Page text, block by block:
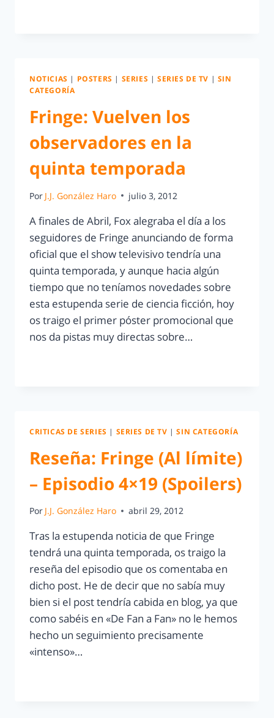
NOTICIAS | POSTERS | SERIES | SERIES DE TV | SIN
CATEGORÍA
Fringe: Vuelven los
observadores en la
quinta temporada
Por J.J. González Haro julio 3, 2012
A finales de Abril, Fox alegraba el día a los
seguidores de Fringe anunciando de forma
oficial que el show televisivo tendría una
quinta temporada, y aunque hacia algún
tiempo que no teníamos novedades sobre
esta estupenda serie de ciencia ficción, hoy
os traigo el primer póster promocional que
nos da pistas muy directas sobre…
CRITICAS DE SERIES | SERIES DE TV |SIN CATEGORÍA
Reseña: Fringe (Al límite)
– Episodio 4×19 (Spoilers)
Por J.J. González Haro abril 29, 2012
Tras la estupenda noticia de que Fringe
tendrá una quinta temporada, os traigo la
reseña del episodio que os comentaba en
dicho post. He de decir que no sabía muy
bien si el post tendría cabida en blog, ya que
como sabéis en «De Fan a Fan» no le hemos
hecho un seguimiento precisamente
«intenso»…